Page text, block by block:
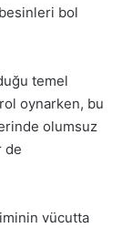
bol
temel
oynarken, bu
olumsuz
de
vücutta